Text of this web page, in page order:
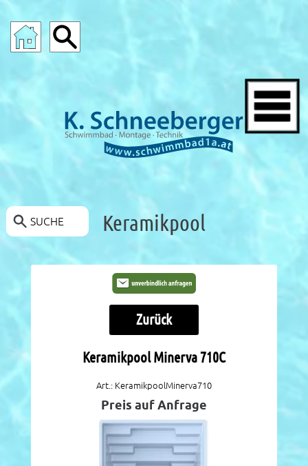
SUCHE Keramikpool
Zurück
Keramikpool Minerva 710C
Art.: KeramikpoolMinerva710
Preis auf Anfrage